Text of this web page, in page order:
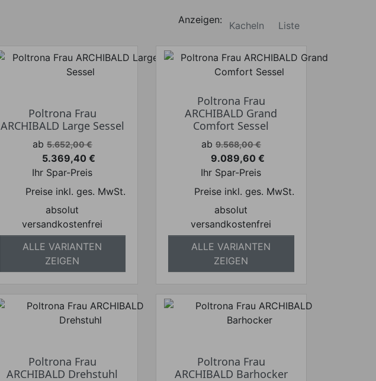
Anzeigen: Kacheln Liste
Poltrona Frau
ARCHIBALD Large Sessel
Verkaufspreis
ab 5.652,00 €
Preis
5.369,40 €
Ihr Spar-Preis
Preise inkl. ges. MwSt.
absolut
versandkostenfrei
ALLE VARIANTEN
ZEIGEN
Poltrona Frau
ARCHIBALD Grand
Comfort Sessel
Verkaufspreis
ab 9.568,00 €
Preis
9.089,60 €
Ihr Spar-Preis
Preise inkl. ges. MwSt.
absolut
versandkostenfrei
ALLE VARIANTEN
ZEIGEN
Poltrona Frau
ARCHIBALD Drehstuhl
Poltrona Frau
ARCHIBALD Barhocker